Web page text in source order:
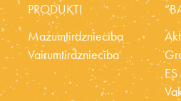
PRODUKTI
Mazumtirdzniecība
Vairumtirdzniecība